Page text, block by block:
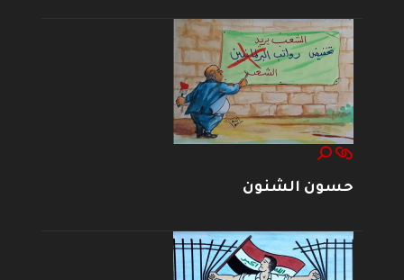
حسون الشنون